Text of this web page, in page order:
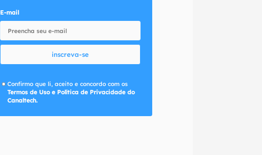
E-mail
inscreva-se
Confirmo que li, aceito e concordo com os
Termos de Uso e Política de Privacidade do
Canaltech.